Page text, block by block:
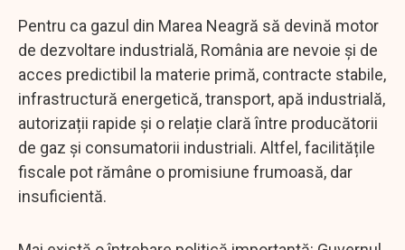
Pentru ca gazul din Marea Neagră să devină motor
de dezvoltare industrială, România are nevoie și de
acces predictibil la materie primă, contracte stabile,
infrastructură energetică, transport, apă industrială,
autorizații rapide și o relație clară între producătorii
de gaz și consumatorii industriali. Altfel, facilitățile
fiscale pot rămâne o promisiune frumoasă, dar
insuficientă.